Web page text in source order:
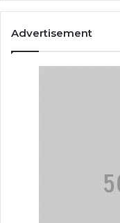
Advertisement